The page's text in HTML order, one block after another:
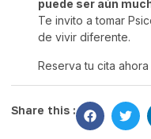
puede ser aún
Te invito a tomar
de vivir diferente.
Reserva tu cita ahora
Share this :